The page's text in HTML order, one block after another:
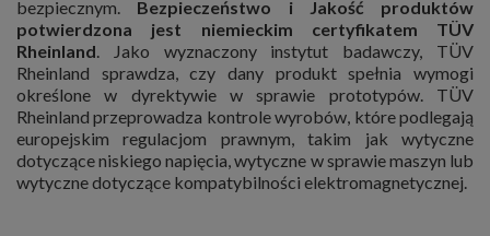
bezpiecznym. Bezpieczeństwo i Jakość produktów
potwierdzona jest niemieckim certyfikatem TÜV
Rheinland. Jako wyznaczony instytut badawczy, TÜV
Rheinland sprawdza, czy dany produkt spełnia wymogi
określone w dyrektywie w sprawie prototypów. TÜV
Rheinland przeprowadza kontrole wyrobów, które podlegają
europejskim regulacjom prawnym, takim jak wytyczne
dotyczące niskiego napięcia, wytyczne w sprawie maszyn lub
wytyczne dotyczące kompatybilności elektromagnetycznej.